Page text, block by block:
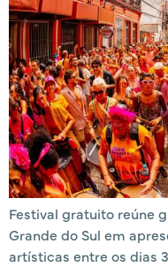
Festival gratuito reúne
Grande do Sul em
artísticas entre os dias